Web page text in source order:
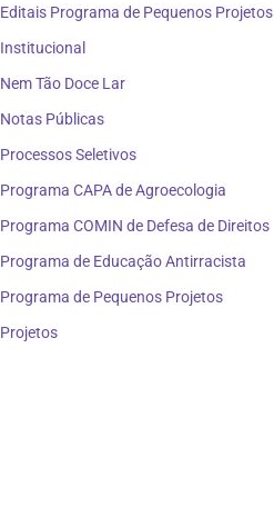
Editais Programa de Pequenos Projetos
Institucional
Nem Tão Doce Lar
Notas Públicas
Processos Seletivos
Programa CAPA de Agroecologia
Programa COMIN de Defesa de Direitos
Programa de Educação Antirracista
Programa de Pequenos Projetos
Projetos